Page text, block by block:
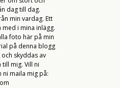
dag till dag.
min vardag. Ett
i mina inlägg.
foto här på min
på denna blogg
skyddas av
mig. Vill ni
ni maila mig på: